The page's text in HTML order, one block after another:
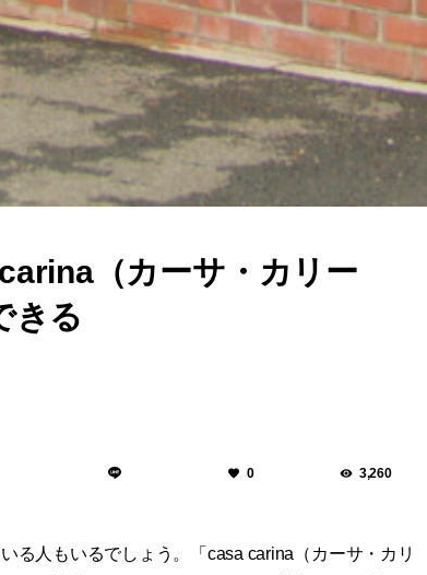
（カーサ・カリー
きる
0 3,260
る人もいるでしょう。「casa carina（カーサ・カリ